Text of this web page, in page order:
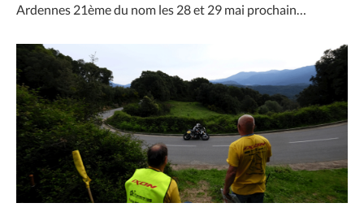
Ardennes 21ème du nom les 28 et 29 mai prochain…